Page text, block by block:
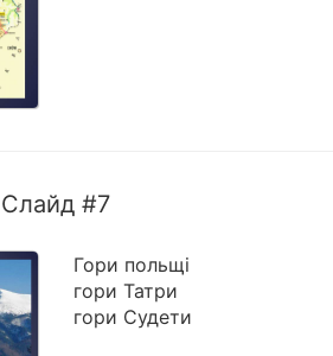
Слайд #7
Гори польщі
гори Татри
гори Судети